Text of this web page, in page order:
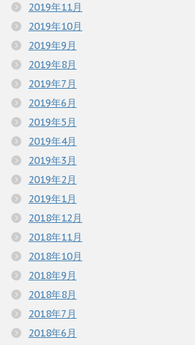
2019年11月
2019年10月
2019年9月
2019年8月
2019年7月
2019年6月
2019年5月
2019年4月
2019年3月
2019年2月
2019年1月
2018年12月
2018年11月
2018年10月
2018年9月
2018年8月
2018年7月
2018年6月